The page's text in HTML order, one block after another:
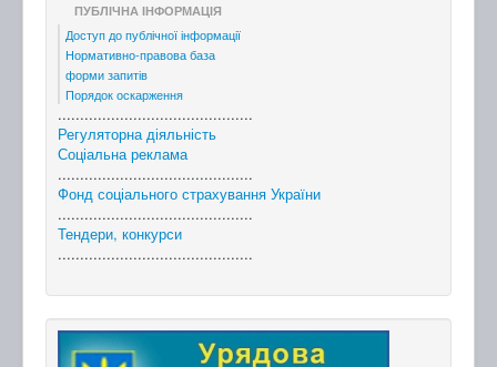
ПУБЛІЧНА ІНФОРМАЦІЯ
Доступ до публічної інформації
Нормативно-правова база
форми запитів
Порядок оскарження
............................................
Регуляторна діяльність
Соціальна реклама
............................................
Фонд соціального страхування України
............................................
Тендери, конкурси
............................................